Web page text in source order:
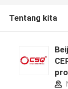
Tentang kita